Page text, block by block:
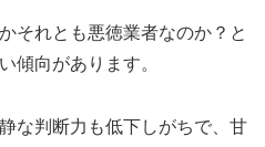
それとも悪徳業者なのか？と
傾向があります。
な判断力も低下しがちで、甘